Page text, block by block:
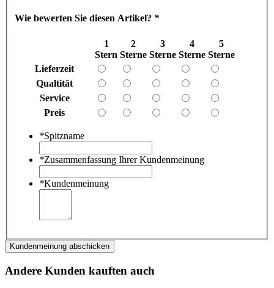
Wie bewerten Sie diesen Artikel? *
1
Stern
2
Sterne
3
Sterne
4
Sterne
5
Sterne
Lieferzeit
Qualtität
Service
Preis
*Spitzname
*Zusammenfassung Ihrer Kundenmeinung
*Kundenmeinung
Kundenmeinung abschicken
Andere Kunden kauften auch